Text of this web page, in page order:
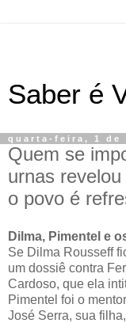
Saber é
quarta-feira, 1 de
Quem se
urnas
o povo é
Dilma, Pimentel e
Se Dilma Rousseff
um dossiê contra
Cardoso, que ela
Pimentel foi o
José Serra, sua